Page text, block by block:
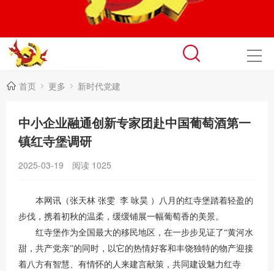
首页 更多 新时代党建
中小企业融通创新专家团赴中国葡萄酒第一
镇红寺堡调研
2025-03-19 阅读 1025
本网讯（张天林 张雯 李 咏昊 ）八月的红寺堡踏着轻盈的
步伐，携着初秋的温柔，缓缓铺展一幅葡萄香的美景。
红寺堡作为全国最大的移民地区，在一步步见证了“黄河水
甜，共产党亲”的同时，以它的热情好客和丰饶独特的物产迎接
着八方有智慧、有情怀的人来建言献策，共同建设魅力红寺